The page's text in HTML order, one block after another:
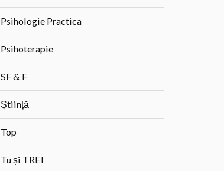
Psihologie Practica
Psihoterapie
SF & F
Știință
Top
Tu și TREI